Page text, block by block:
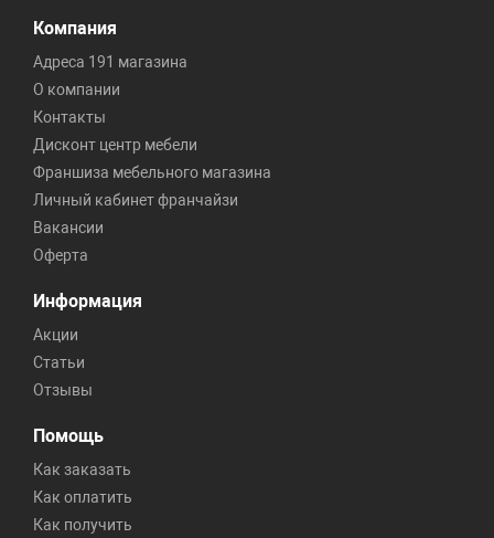
Компания
Адреса 191 магазина
О компании
Контакты
Дисконт центр мебели
Франшиза мебельного магазина
Личный кабинет франчайзи
Вакансии
Оферта
Информация
Акции
Статьи
Отзывы
Помощь
Как заказать
Как оплатить
Как получить